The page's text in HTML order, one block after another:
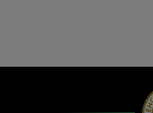
Hírek